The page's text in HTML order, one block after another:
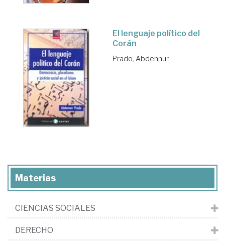
El lenguaje político del
Corán
Prado, Abdennur
Materias
CIENCIAS SOCIALES
DERECHO